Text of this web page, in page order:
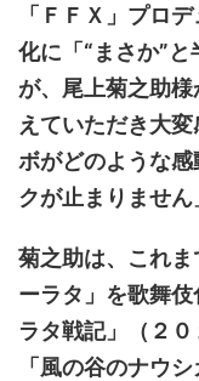
「ＦＦＸ」プロ
化に「“まさか”
が、尾上菊之助
えていただき大
ボがどのような
クが止まりません
菊之助は、これ
ーラタ」を歌舞
ラタ戦記」（２
「風の谷のナウ